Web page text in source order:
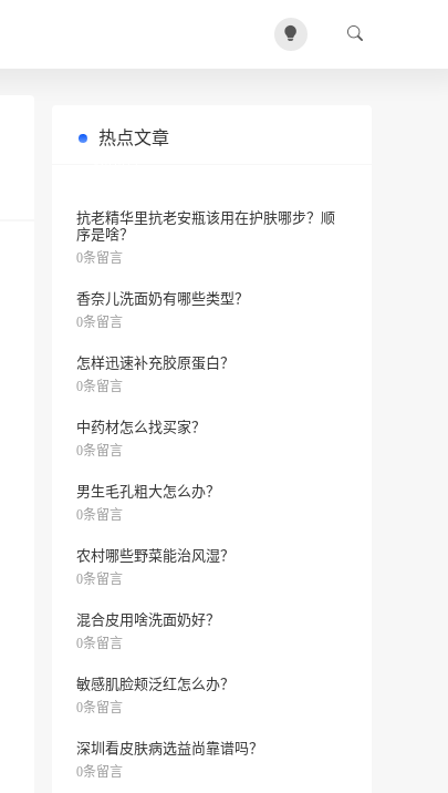
热点文章
抗老精华里抗老安瓶该用在护肤哪步？顺
序是啥？
0条留言
香奈儿洗面奶有哪些类型？
0条留言
怎样迅速补充胶原蛋白？
0条留言
中药材怎么找买家？
0条留言
男生毛孔粗大怎么办？
0条留言
农村哪些野菜能治风湿？
0条留言
混合皮用啥洗面奶好？
0条留言
敏感肌脸颊泛红怎么办？
0条留言
深圳看皮肤病选益尚靠谱吗？
0条留言